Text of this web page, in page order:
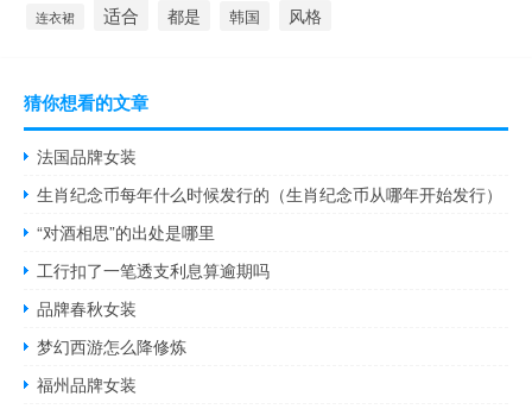
连衣裙 适合 都是 韩国 风格
猜你想看的文章
法国品牌女装
生肖纪念币每年什么时候发行的（生肖纪念币从哪年开始发行）
“对酒相思”的出处是哪里
工行扣了一笔透支利息算逾期吗
品牌春秋女装
梦幻西游怎么降修炼
福州品牌女装